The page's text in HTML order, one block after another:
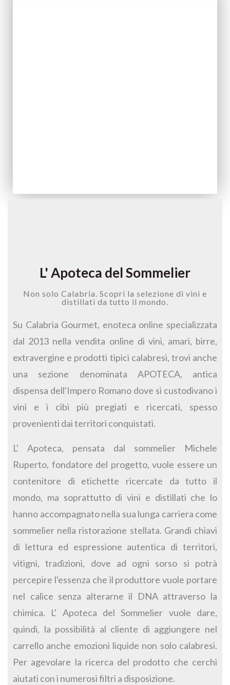
L' Apoteca del Sommelier
Non solo Calabria. Scopri la selezione di vini e
distillati da tutto il mondo.
Su Calabria Gourmet, enoteca online specializzata
dal 2013 nella vendita online di vini, amari, birre,
extravergine e prodotti tipici calabresi, trovi anche
una sezione denominata APOTECA, antica
dispensa dell'Impero Romano dove si custodivano i
vini e i cibi più pregiati e ricercati, spesso
provenienti dai territori conquistati.
L' Apoteca, pensata dal sommelier Michele
Ruperto, fondatore del progetto, vuole essere un
contenitore di etichette ricercate da tutto il
mondo, ma soprattutto di vini e distillati che lo
hanno accompagnato nella sua lunga carriera come
sommelier nella ristorazione stellata. Grandi chiavi
di lettura ed espressione autentica di territori,
vitigni, tradizioni, dove ad ogni sorso si potrà
percepire l'essenza che il produttore vuole portare
nel calice senza alterarne il DNA attraverso la
chimica. L' Apoteca del Sommelier vuole dare,
quindi, la possibilità al cliente di aggiungere nel
carrello anche emozioni liquide non solo calabresi.
Per agevolare la ricerca del prodotto che cerchi
aiutati con i numerosi filtri a disposizione.